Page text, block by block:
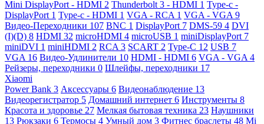
Mini DisplayPort - HDMI 2 Thunderbolt 3 - HDMI 1 Type-c -
DisplayPort 1 Type-c - HDMI 1 VGA - RCA 1 VGA - VGA 9
Видео-Переходники 107 BNC 1 DisplayPort 7 DMS-59 4 DVI
(I)(D) 8 HDMI 32 microHDMI 4 microUSB 1 miniDisplayPort 7
miniDVI 1 miniHDMI 2 RCA 3 SCART 2 Type-C 12 USB 7
VGA 16 Видео-Удлинители 10 HDMI - HDMI 6 VGA - VGA 4
Рейзеры, переходники 0 Шлейфы, переходники 17
Xiaomi
Power Bank 3 Аксессуары 6 Видеонаблюдение 13
Видеорегистратор 5 Домашний интернет 6 Инструменты 8
Красота и здоровье 27 Мелкая бытовая техника 23 Наушники
13 Рюкзаки 6 Термосы 4 Умный дом 3 Фитнес браслеты 48 Mi